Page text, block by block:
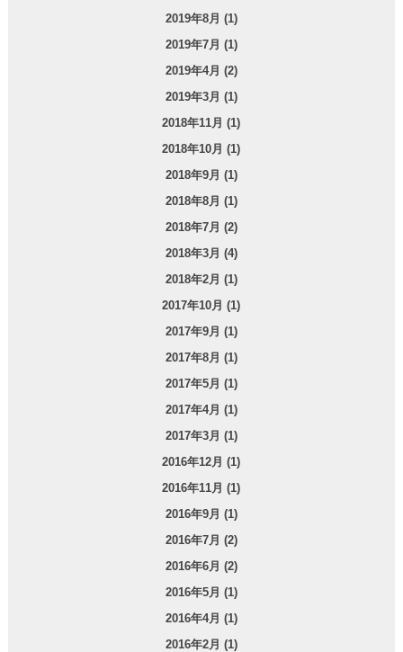
2019年8月 (1)
2019年7月 (1)
2019年4月 (2)
2019年3月 (1)
2018年11月 (1)
2018年10月 (1)
2018年9月 (1)
2018年8月 (1)
2018年7月 (2)
2018年3月 (4)
2018年2月 (1)
2017年10月 (1)
2017年9月 (1)
2017年8月 (1)
2017年5月 (1)
2017年4月 (1)
2017年3月 (1)
2016年12月 (1)
2016年11月 (1)
2016年9月 (1)
2016年7月 (2)
2016年6月 (2)
2016年5月 (1)
2016年4月 (1)
2016年2月 (1)